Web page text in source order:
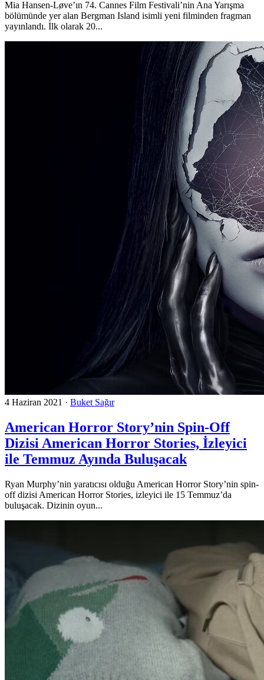
Mia Hansen-Løve’ın 74. Cannes Film Festivali’nin Ana Yarışma
bölümünde yer alan Bergman Island isimli yeni filminden fragman
yayınlandı. İlk olarak 20...
4 Haziran 2021 · Buket Sağır
American Horror Story’nin Spin-Off
Dizisi American Horror Stories, İzleyici
ile Temmuz Ayında Buluşacak
Ryan Murphy’nin yaratıcısı olduğu American Horror Story’nin spin-
off dizisi American Horror Stories, izleyici ile 15 Temmuz’da
buluşacak. Dizinin oyun...